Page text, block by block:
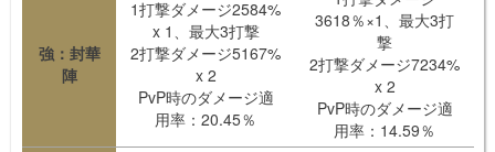
強：封華
陣
1打撃ダメージ2584%
x 1、最大3打撃
2打撃ダメージ5167%
x 2
PvP時のダメージ適
用率：20.45％
3618％×1、最大3打
撃
2打撃ダメージ7234%
x 2
PvP時のダメージ適
用率：14.59％